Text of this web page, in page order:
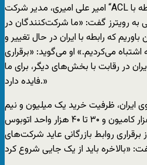
امیر علی امیری، مدیر شرکت “ACL ـ آژانس خود‌روسازی رنو” در رابطه با
به رویترز گفت: «ما شرکت‌کنندگان در
که رابطه با ایران در حال تغییر و
می‌کردیم.» او می‌گوید: «برقراری
در رقابت با بخش‌های دیگر، برای ما
فایده دارد.»
ایران، ظرفیت خرید یک میلیون و نیم
وسیله‌ی نقلیه‌ی شخصی، ۲۰ هزار کامیون و ۳۰ تا ۴۰ هزار واحد اتوبوس
برقراری روابط بازرگانی عاید شرکت‌های